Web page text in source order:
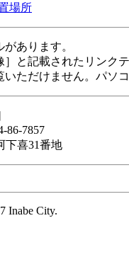
場所
あります。
と記載されたリンク
ただけません。パソ
86-7857
下喜31番地
Inabe City.